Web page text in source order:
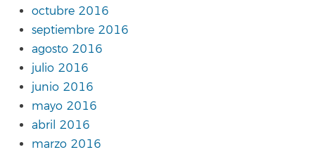
octubre 2016
septiembre 2016
agosto 2016
julio 2016
junio 2016
mayo 2016
abril 2016
marzo 2016